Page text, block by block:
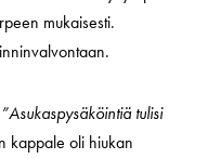
mukaisesti.
”Asukaspysäköintiä tulisi
kappale oli hiukan